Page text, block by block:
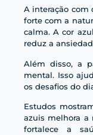
A interação com
forte com a
calma. A cor
reduz a
Além disso, a
mental. Isso
os desafios do
Estudos
azuis melhora a
fortalece a